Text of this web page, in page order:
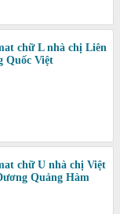
chữ L nhà chị Liên
Quốc Việt
chữ U nhà chị Việt
Quảng Hàm